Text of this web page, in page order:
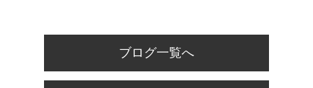
ブログ一覧へ